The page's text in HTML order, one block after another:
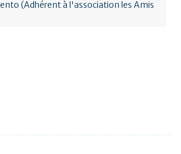
(Adhérent à l'association les Amis